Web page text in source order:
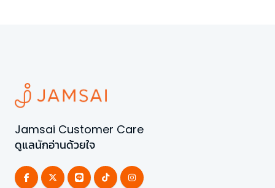
Jamsai Customer Care
ดูแลนักอ่านด้วยใจ